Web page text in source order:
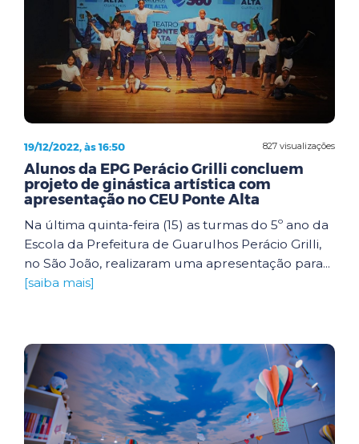
827 visualizações
19/12/2022, às 16:50
Alunos da EPG Perácio Grilli concluem
projeto de ginástica artística com
apresentação no CEU Ponte Alta
Na última quinta-feira (15) as turmas do 5º ano da
Escola da Prefeitura de Guarulhos Perácio Grilli,
no São João, realizaram uma apresentação para...
[saiba mais]